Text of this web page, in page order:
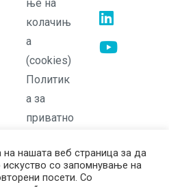
ње на
колачињ
а
(cookies)
Политик
а за
приватно
Политик
а на
Opens
in
aOpens
нашата веб страница за да
искуство со запомнување на
посети. Со